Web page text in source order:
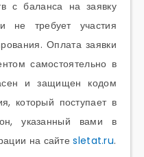
с баланса на заявку
не требует участия
Оплата заявки
самостоятельно в
и защищен кодом
который поступает в
указанный вами в
на сайтеsletat.ru.